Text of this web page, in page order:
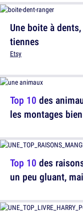
Une boite à
tiennes
Etsy
Top 10 des
un peu gluant,
Top 10 des
les montages